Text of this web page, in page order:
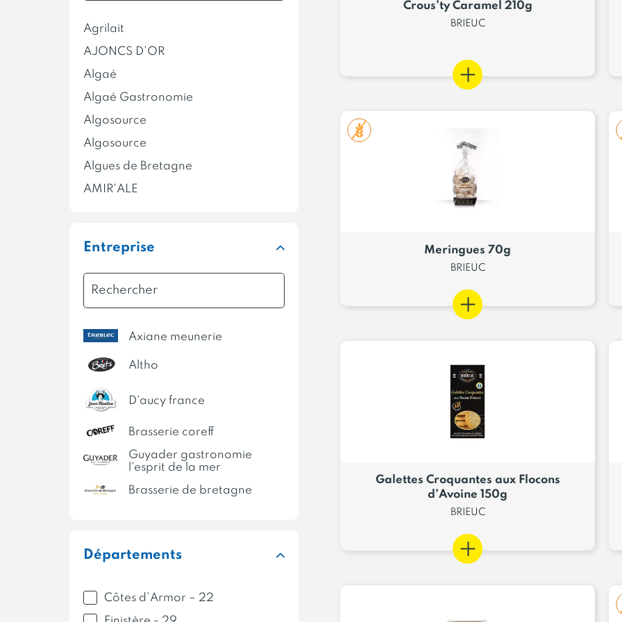
Label rouge
Le Porc Français
Max Havelaar
MSC (Marine Stewardship
Council)
Nature & Progrès
Pavillon France
STG
DIN+
Agrilait
AJONCS D'OR
Algaé
Algaé Gastronomie
Algosource
Algosource
Algues de Bretagne
AMIR'ALE
ARMOR DELICES
Atelier de l'Argoat
Atlantique Délices
Basso traiteur
Beaumoulin
Berrou
Bertel
Biologik
Biscuiterie de la Chapelle
Entreprise
Axiane meunerie
Altho
D'aucy france
Brasserie coreff
Guyader gastronomie
l'esprit de la mer
Brasserie de bretagne
Space
Petit forestier
Départements
Côtes d’Armor – 22
Crous’ty Caramel 210g
BRIEUC
Meringues 70g
BRIEUC
Galettes Croquantes aux Flocons
d’Avoine 150g
BRIEUC